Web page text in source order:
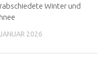
Winter und
2026